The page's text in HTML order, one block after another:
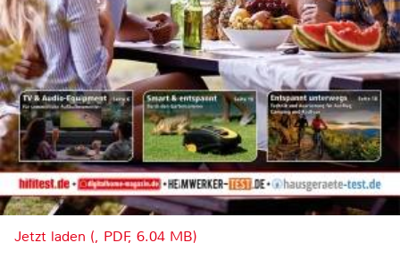
Jetzt laden (, PDF, 6.04 MB)